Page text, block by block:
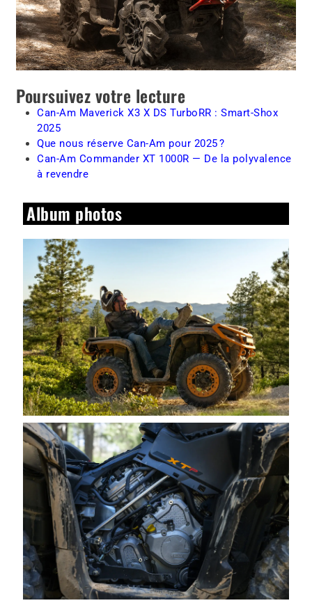
Poursuivez votre lecture
Can-Am Maverick X3 X DS TurboRR : Smart-Shox
2025
Que nous réserve Can-Am pour 2025 ?
Can-Am Commander XT 1000R — De la polyvalence
à revendre
Album photos